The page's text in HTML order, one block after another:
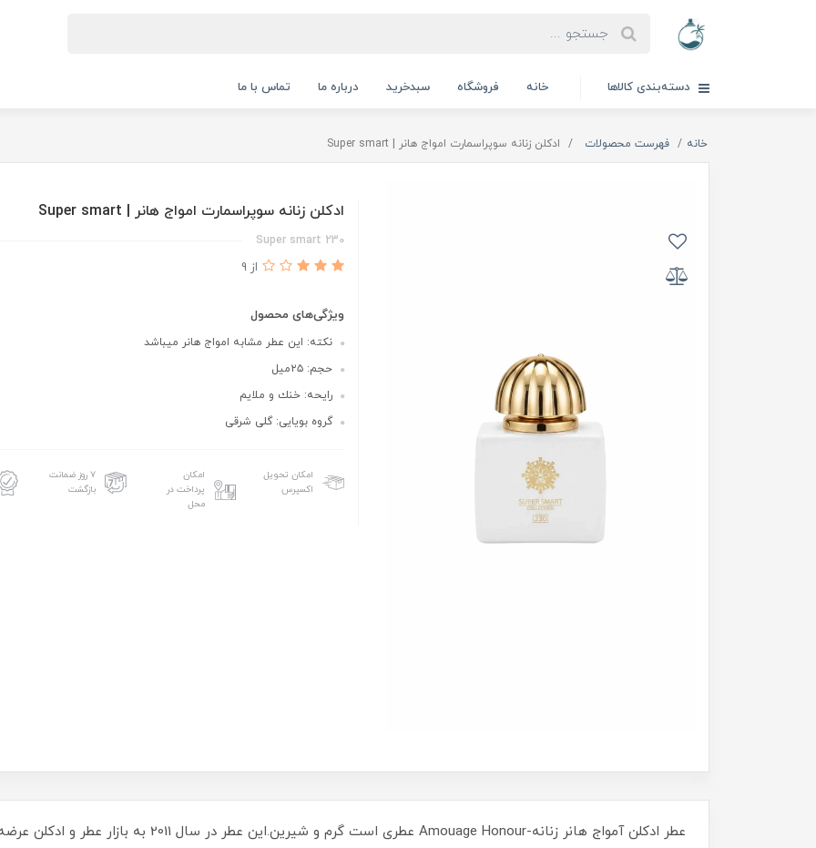
دسته‌بندی کالاها خانه فروشگاه سبدخرید درباره ما تماس با ما
خانه فهرست محصولات ادكلن زنانه سوپراسمارت امواج هانر | Super smart
ادكلن زنانه سوپراسمارت امواج هانر | Super smart
Super smart 230
از 9
ویژگی‌های محصول
نكته: اين عطر مشابه امواج هانر ميباشد
حجم: ٢٥ميل
رايحه: خنك و ملايم
گروه بويايى: گلى شرقى
امکان تحویل
اکسپرس
امکان
پرداخت در
محل
۷ روز ضمانت
بازگشت